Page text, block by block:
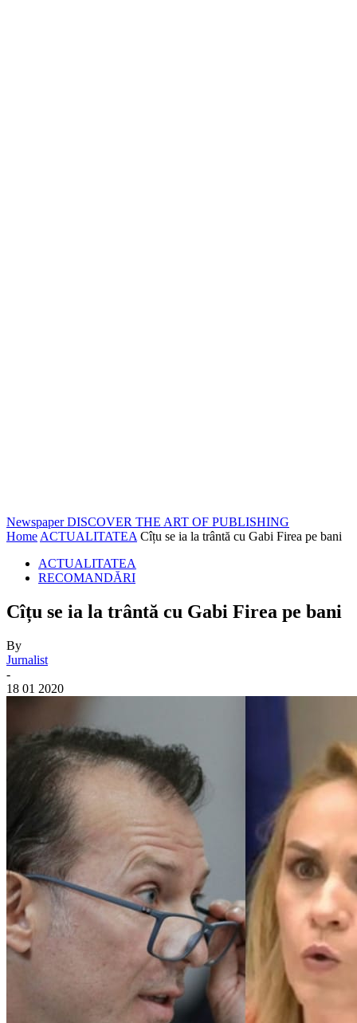
Newspaper DISCOVER THE ART OF PUBLISHING
Home ACTUALITATEA Cîțu se ia la trântă cu Gabi Firea pe bani
ACTUALITATEA
RECOMANDĂRI
Cîțu se ia la trântă cu Gabi Firea pe bani
By
Jurnalist
-
18 01 2020